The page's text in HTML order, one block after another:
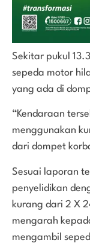
Sekitar pukul
sepeda motor
yang ada di
“Kendaraan
menggunakan
dari dompet
Sesuai laporan
penyelidikan
kurang dari 2 X
mengarah
mengambil